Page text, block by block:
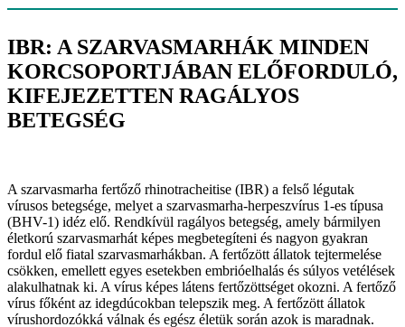
IBR: A SZARVASMARHÁK MINDEN
KORCSOPORTJÁBAN ELŐFORDULÓ,
KIFEJEZETTEN RAGÁLYOS
BETEGSÉG
A szarvasmarha fertőző rhinotracheitise (IBR) a felső légutak
vírusos betegsége, melyet a szarvasmarha-herpeszvírus 1-es típusa
(BHV-1) idéz elő. Rendkívül ragályos betegség, amely bármilyen
életkorú szarvasmarhát képes megbetegíteni és nagyon gyakran
fordul elő fiatal szarvasmarhákban. A fertőzött állatok tejtermelése
csökken, emellett egyes esetekben embrióelhalás és súlyos vetélések
alakulhatnak ki. A vírus képes látens fertőzöttséget okozni. A fertőző
vírus főként az idegdúcokban telepszik meg. A fertőzött állatok
vírushordozókká válnak és egész életük során azok is maradnak.